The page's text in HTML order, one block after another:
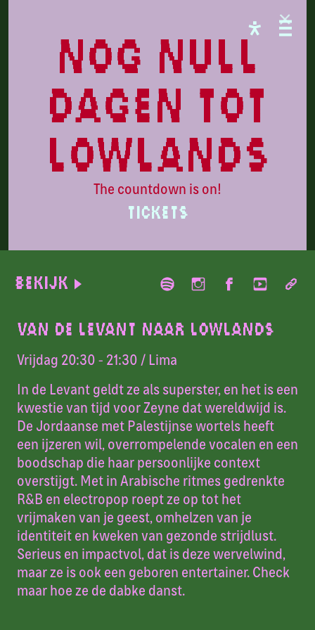
nog null
dagen tot
lowlands
The countdown is on!
TICKETS
Bekijk
VAN DE LEVANT NAAR LOWLANDS
Vrijdag 20:30 - 21:30 / Lima
In de Levant geldt ze als superster, en het is een
kwestie van tijd voor Zeyne dat wereldwijd is.
De Jordaanse met Palestijnse wortels heeft
een ijzeren wil, overrompelende vocalen en een
boodschap die haar persoonlijke context
overstijgt. Met in Arabische ritmes gedrenkte
R&B en electropop roept ze op tot het
vrijmaken van je geest, omhelzen van je
identiteit en kweken van gezonde strijdlust.
Serieus en impactvol, dat is deze wervelwind,
maar ze is ook een geboren entertainer. Check
maar hoe ze de dabke danst.